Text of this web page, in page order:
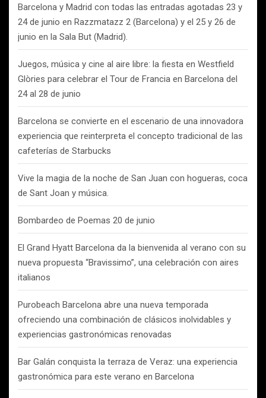
Barcelona y Madrid con todas las entradas agotadas 23 y
24 de junio en Razzmatazz 2 (Barcelona) y el 25 y 26 de
junio en la Sala But (Madrid).
Juegos, música y cine al aire libre: la fiesta en Westfield
Glòries para celebrar el Tour de Francia en Barcelona del
24 al 28 de junio
Barcelona se convierte en el escenario de una innovadora
experiencia que reinterpreta el concepto tradicional de las
cafeterías de Starbucks
Vive la magia de la noche de San Juan con hogueras, coca
de Sant Joan y música.
Bombardeo de Poemas 20 de junio
El Grand Hyatt Barcelona da la bienvenida al verano con su
nueva propuesta “Bravissimo”, una celebración con aires
italianos
Purobeach Barcelona abre una nueva temporada
ofreciendo una combinación de clásicos inolvidables y
experiencias gastronómicas renovadas
Bar Galán conquista la terraza de Veraz: una experiencia
gastronómica para este verano en Barcelona